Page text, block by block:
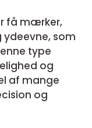
få mærker,
som
type
og
af mange
og